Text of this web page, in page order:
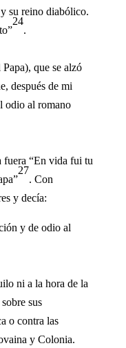
su reino diabólico.
24
.
que se alzó
después de mi
odio al romano
fuera “En vida fui tu
27
. Con
y decía:
y de odio al
ni a la hora de la
sus
o contra las
y Colonia.